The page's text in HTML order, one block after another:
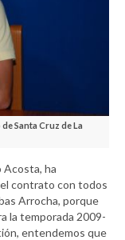
Santa Cruz de La
Acosta, ha
contrato con todos
Arrocha, porque
la temporada 2009-
entendemos que